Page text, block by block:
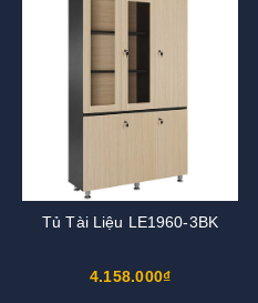
Tủ Tài Liệu LE1960-3BK
4.158.000₫